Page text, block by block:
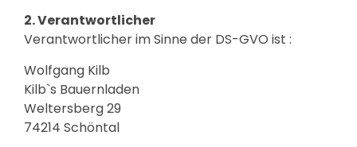
2. Verantwortlicher
Verantwortlicher im Sinne der DS-GVO ist :
Wolfgang Kilb
Kilb`s Bauernladen
Weltersberg 29
74214 Schöntal